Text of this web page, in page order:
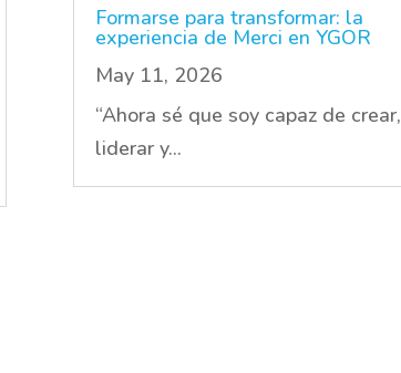
Formarse para transformar: la
experiencia de Merci en YGOR
May 11, 2026
“Ahora sé que soy capaz de crear,
liderar y...